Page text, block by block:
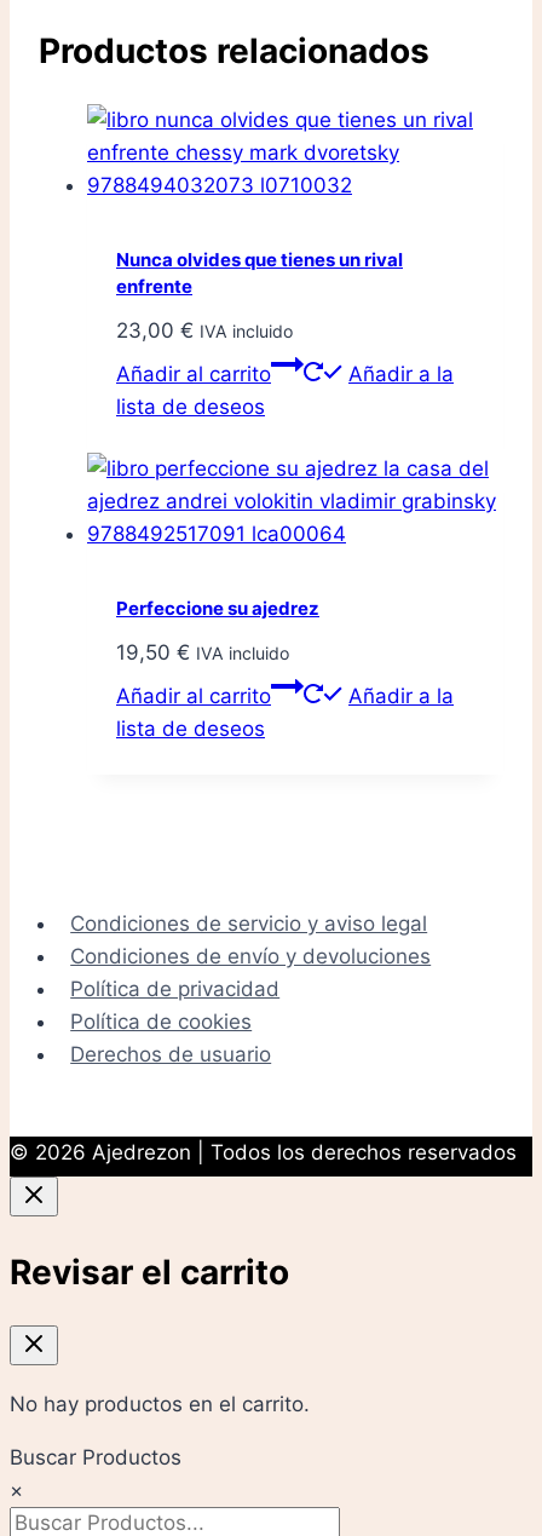
Productos relacionados
Nunca olvides que tienes un rival
enfrente
23,00 € IVA incluido
Añadir al carrito
Añadir a la
lista de deseos
Perfeccione su ajedrez
19,50 € IVA incluido
Añadir al carrito
Añadir a la
lista de deseos
Condiciones de servicio y aviso legal
Condiciones de envío y devoluciones
Política de privacidad
Política de cookies
Derechos de usuario
© 2026 Ajedrezon | Todos los derechos reservados
Revisar el carrito
No hay productos en el carrito.
Buscar Productos
×